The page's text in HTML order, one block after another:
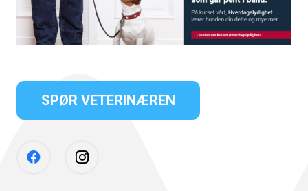
SPØR VETERINÆREN